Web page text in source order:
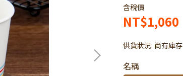
含稅價
NT$1,060
供貨狀況: 尚有庫存
名稱